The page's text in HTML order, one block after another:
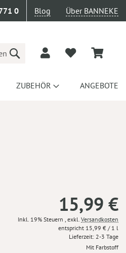
0 Blog Über BANNEKE
Suche
ZUBEHÖR ANGEBOTE
15,99 €
Inkl. 19% Steuern , exkl. Versandkosten
15,99 € / 1 l
Lieferzeit 2-3 Tage
Mit Farbstoff